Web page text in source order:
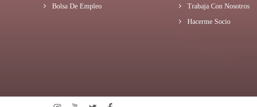
Bolsa De Empleo Trabaja Con Nosotros
Hacerme Socio